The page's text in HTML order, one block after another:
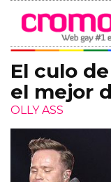
El culo
el mejor
OLLY ASS